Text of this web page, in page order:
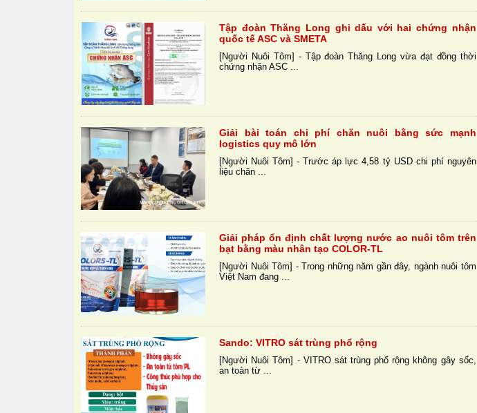
Tập đoàn Thăng Long ghi dấu với hai chứng nhận
quốc tế ASC và SMETA
[Người Nuôi Tôm] - Tập đoàn Thăng Long vừa đạt đồng thời
chứng nhận ASC ...
Giải bài toán chi phí chăn nuôi bằng sức mạnh
logistics quy mô lớn
[Người Nuôi Tôm] - Trước áp lực 4,58 tỷ USD chi phí nguyên
liệu chăn ...
Giải pháp ổn định chất lượng nước ao nuôi tôm trên
bạt bằng màu nhân tạo COLOR-TL
[Người Nuôi Tôm] - Trong những năm gần đây, ngành nuôi tôm
Việt Nam đang ...
Sando: VITRO sát trùng phổ rộng
[Người Nuôi Tôm] - VITRO sát trùng phổ rộng không gây sốc,
an toàn từ ...